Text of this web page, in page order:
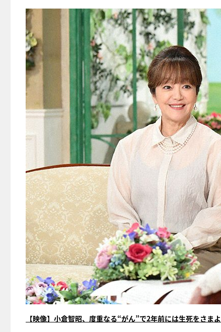
【映像】小倉智昭、度重なる“がん”で2年前には生死をさま